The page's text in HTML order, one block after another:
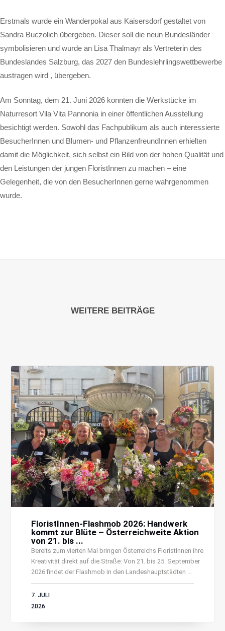
Erstmals wurde ein Wanderpokal aus Kaisersdorf gestaltet von
Sandra Buczolich übergeben. Dieser soll die neun Bundesländer
symbolisieren und wurde an Lisa Thalmayr als Vertreterin des
Bundeslandes Salzburg, das 2027 den Bundeslehrlingswettbewerbe
austragen wird , übergeben.
Am Sonntag, dem 21. Juni 2026 konnten die Werkstücke im
Naturresort Vila Vita Pannonia in einer öffentlichen Ausstellung
besichtigt werden. Sowohl das Fachpublikum als auch interessierte
BesucherInnen und Blumen- und PflanzenfreundInnen erhielten
damit die Möglichkeit, sich selbst ein Bild von der hohen Qualität und
den Leistungen der jungen FloristInnen zu machen – eine
Gelegenheit, die von den BesucherInnen gerne wahrgenommen
wurde.
WEITERE BEITRÄGE
FloristInnen-Flashmob 2026: Handwerk
kommt zur Blüte – Österreichweite Aktion
von 21. bis ...
Bereits zum vierten Mal bringen Österreichs FloristInnen ihre
Kreativität direkt auf die Straße: Von 21. bis 25. September
2026 findet der Flashmob in den Landeshauptstädten ...
7. JULI
2026